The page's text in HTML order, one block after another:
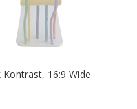
16:9 Wide